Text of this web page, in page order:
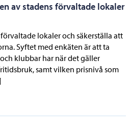
av stadens förvaltade lokaler
lokaler och säkerställa att
Syftet med enkäten är att ta
klubbar har när det gäller
samt vilken prisnivå som